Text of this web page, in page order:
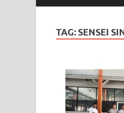
TAG: SENSEI